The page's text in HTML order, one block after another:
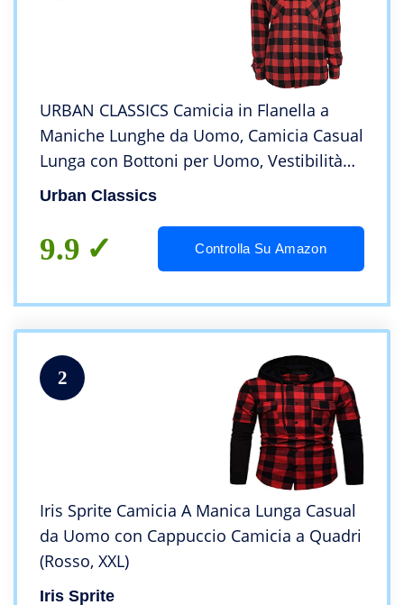
URBAN CLASSICS Camicia in Flanella a
Maniche Lunghe da Uomo, Camicia Casual
Lunga con Bottoni per Uomo, Vestibilità
Regolare, Cotone Flanella, Colore:
Urban Classics
9.9 Controlla Su Amazon
2
Iris Sprite Camicia A Manica Lunga Casual
da Uomo con Cappuccio Camicia a Quadri
(Rosso, XXL)
Iris Sprite